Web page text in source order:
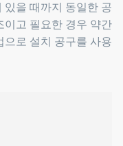
있을 때까지 동일한 공
이고 필요한 경우 약간
으로 설치 공구를 사용